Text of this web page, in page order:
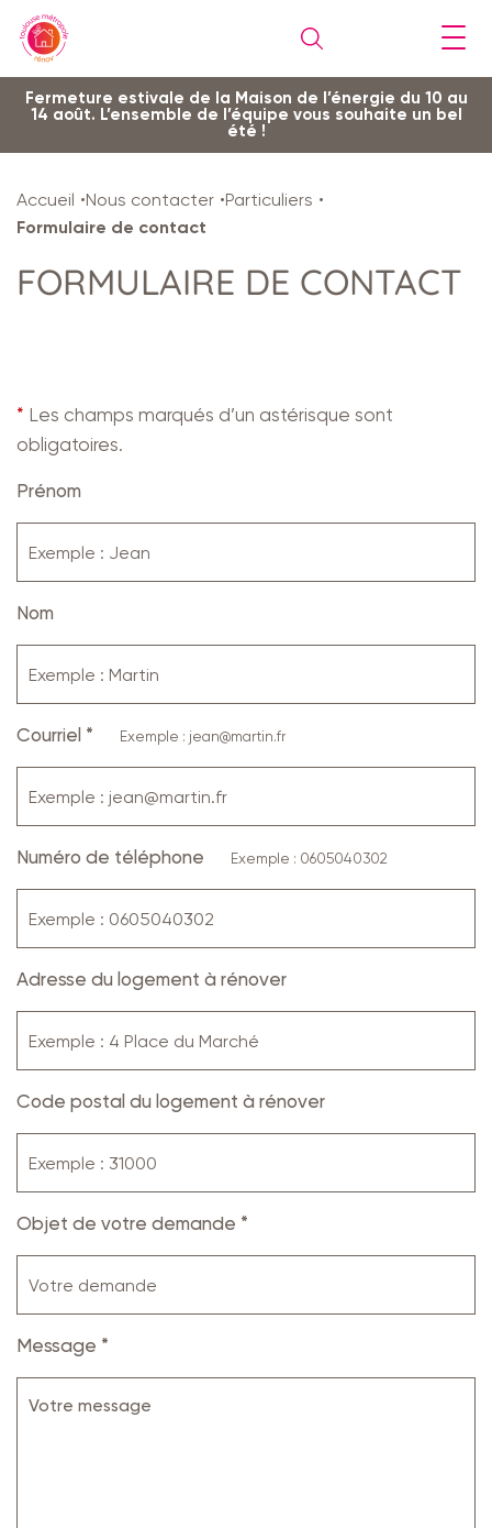
Gestion de vos préférences sur les cookies
Aller
au
contenu
Aller
à
la
Aller
à
la
Aller
au
pied
Aller
au
plan
Fermeture estivale de la Maison de l’énergie du 10 au
14 août. L’ensemble de l’équipe vous souhaite un bel
été !
Accueil Nous contacter Particuliers
Formulaire de contact
FORMULAIRE DE CONTACT
* Les champs marqués d’un astérisque sont
obligatoires.
Prénom
Nom
Courriel * Exemple : jean@martin.fr
Numéro de téléphone Exemple : 0605040302
Adresse du logement à rénover
Code postal du logement à rénover
Objet de votre demande *
Message *